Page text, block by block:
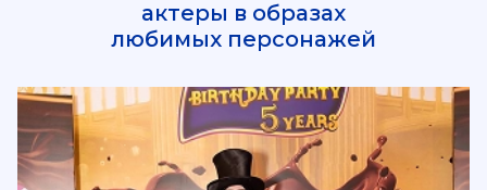
актеры в образах
любимых персонажей